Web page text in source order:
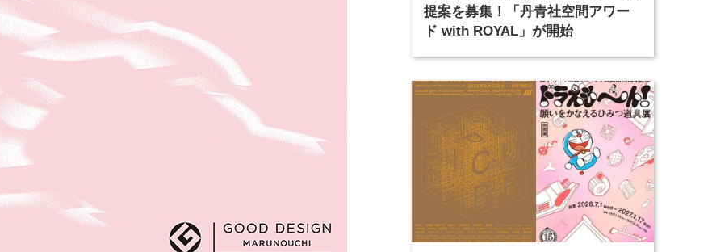
提案を募集！「丹青社空間アワー
ド with ROYAL」が開始